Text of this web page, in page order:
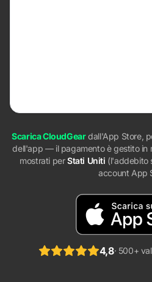
Scarica CloudGeardall'App Store,
dell'app — il pagamento è gestito in
mostrati perStati Uniti (l'addebito
account App
4,8· 500+